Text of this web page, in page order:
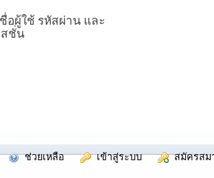
อผู้ใช้ รหัสผ่าน และ
สชั่น
ช่วยเหลือ เข้าสู่ระบบ สมัครสม